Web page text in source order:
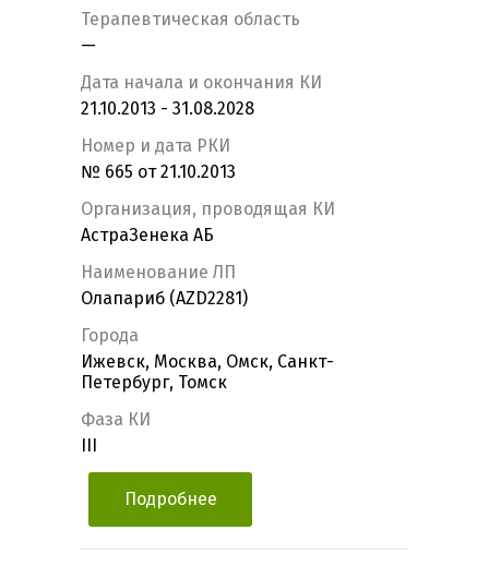
Терапевтическая область
—
Дата начала и окончания КИ
21.10.2013 - 31.08.2028
Номер и дата РКИ
№ 665 от 21.10.2013
Организация, проводящая КИ
АстраЗенека АБ
Наименование ЛП
Олапариб (AZD2281)
Города
Ижевск, Москва, Омск, Санкт-
Петербург, Томск
Фаза КИ
Подробнее